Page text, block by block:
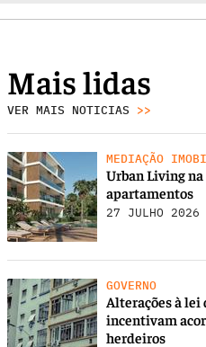
Mais lidas
VER MAIS NOTICIAS >>
MEDIAÇÃO
Urban Living
apartamentos
27 JULHO 2026
GOVERNO
Alterações à lei
incentivam
herdeiros